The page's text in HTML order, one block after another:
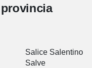
Salice Salentino
Salve